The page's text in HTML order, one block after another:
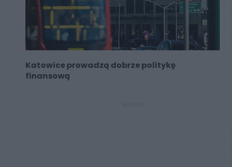
Katowice prowadzą dobrze politykę
finansową